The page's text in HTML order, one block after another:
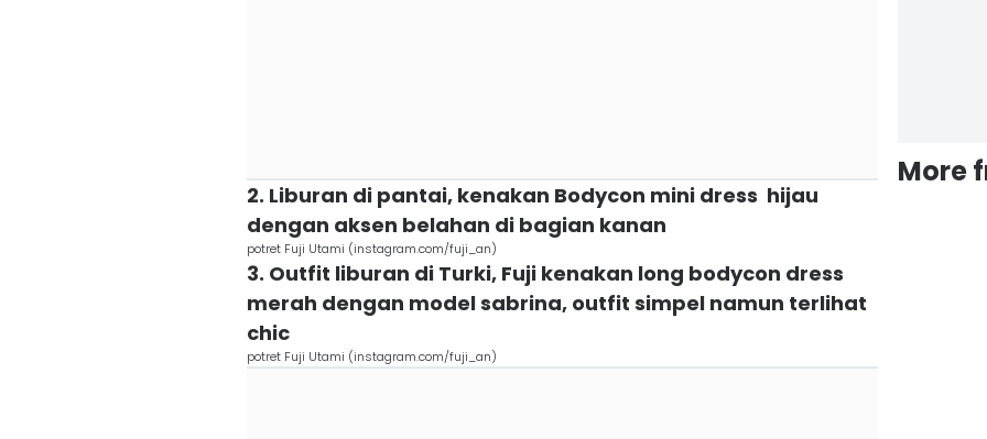
2. Liburan di pantai, kenakan Bodycon mini dress hijau
dengan aksen belahan di bagian kanan
potret Fuji Utami (instagram.com/fuji_an)
3. Outfit liburan di Turki, Fuji kenakan long bodycon dress
merah dengan model sabrina, outfit simpel namun terlihat
chic
potret Fuji Utami (instagram.com/fuji_an)
More